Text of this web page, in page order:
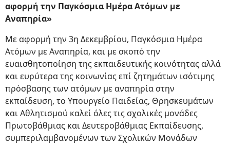
αφορμή την Παγκόσμια Ημέρα Ατόμων με
Αναπηρία»
Με αφορμή την 3η Δεκεμβρίου, Παγκόσμια Ημέρα
Ατόμων με Αναπηρία, και με σκοπό την
ευαισθητοποίηση της εκπαιδευτικής κοινότητας αλλά
και ευρύτερα της κοινωνίας επί ζητημάτων ισότιμης
πρόσβασης των ατόμων με αναπηρία στην
εκπαίδευση, το Υπουργείο Παιδείας, Θρησκευμάτων
και Αθλητισμού καλεί όλες τις σχολικές μονάδες
Πρωτοβάθμιας και Δευτεροβάθμιας Εκπαίδευσης,
συμπεριλαμβανομένων των Σχολικών Μονάδων